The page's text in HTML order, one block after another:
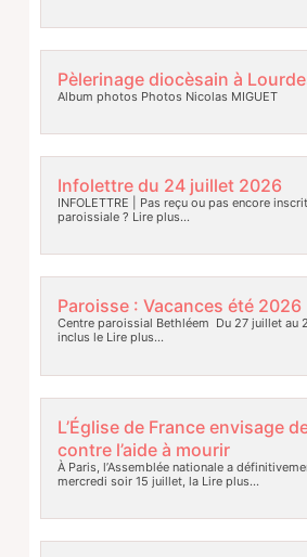
Pèlerinage diocèsain à
Album photos Photos Nicolas MIGUET
Infolettre du 24 juillet 2026
INFOLETTRE | Pas reçu ou pas encore
paroissiale ? Lire plus…
Paroisse : Vacances été 2026
Centre paroissial Bethléem Du 27 juillet au
inclus leLire plus…
L’Église de France envisage
contre l’aide à mourir
À Paris, l’Assemblée nationale a
mercredi soir 15 juillet, laLire plus…